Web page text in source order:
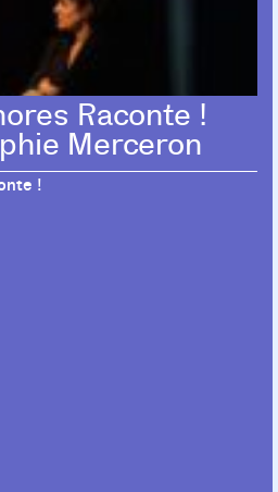
Raconte !
Merceron
!